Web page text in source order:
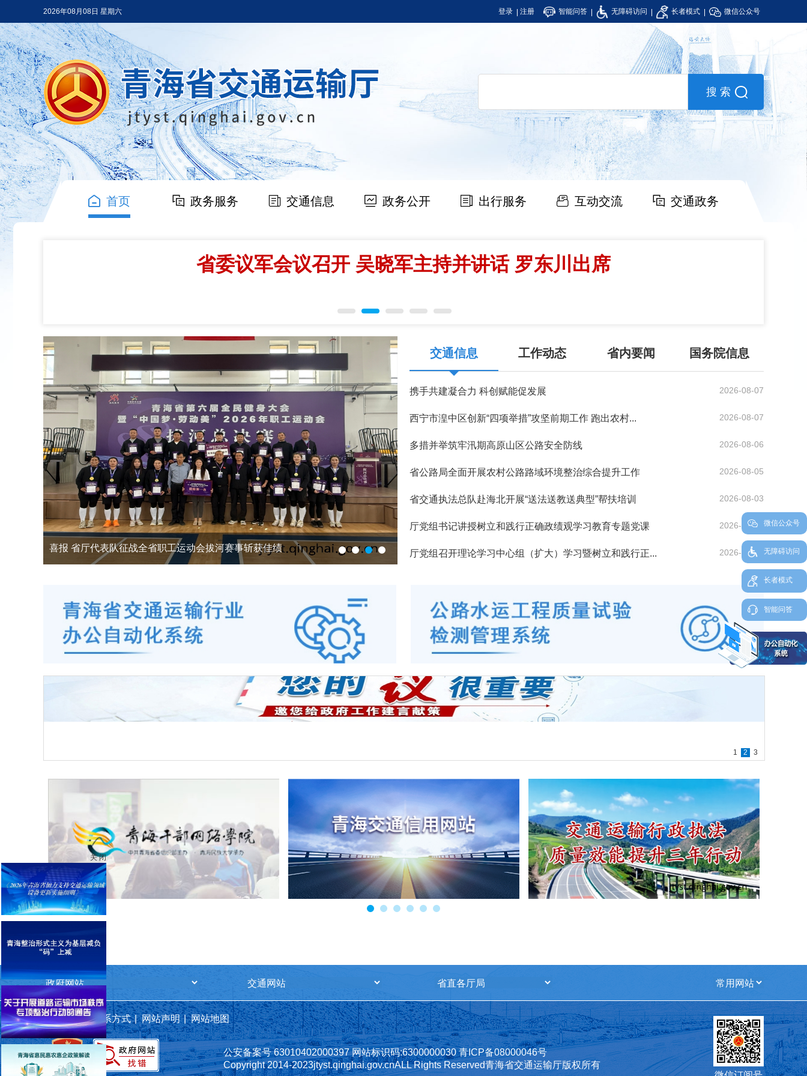
2026年08月08日 星期六 登录 注册 智能问答 无障碍访问 长者模式 微信公众号
首页 政务服务 交通信息 政务公开 出行服务 互动交流 交通政务
微信公众号
无障碍访问
长者模式
智能问答
省委议军会议召开 吴晓军主持并讲话 罗东川出席
喜报 省厅代表队征战全省职工运动会拔河赛事斩获佳绩 青海交通运输部门全力做好高考出行服务保障 西宁市大
交通信息 工作动态 省内要闻 国务院信息
携手共建凝合力 科创赋能促发展 2026-08-07
西宁市湟中区创新“四项举措”攻坚前期工作 跑出农村... 2026-08-07
多措并举筑牢汛期高原山区公路安全防线 2026-08-06
省公路局全面开展农村公路路域环境整治综合提升工作 2026-08-05
省交通执法总队赴海北开展“送法送教送典型”帮扶培训 2026-08-03
厅党组书记讲授树立和践行正确政绩观学习教育专题党课 2026-07-31
厅党组召开理论学习中心组（扩大）学习暨树立和践行正... 2026-07-31
1 2 3
关 闭
关于我们 | 联系方式 | 网站声明 | 网站地图
公安备案号 63010402000397网站标识码:6300000030青ICP备08000046号
Copyright 2014-2023jtyst.qinghai.gov.cnALL Rights Reserved青海省交通运输厅版权所有